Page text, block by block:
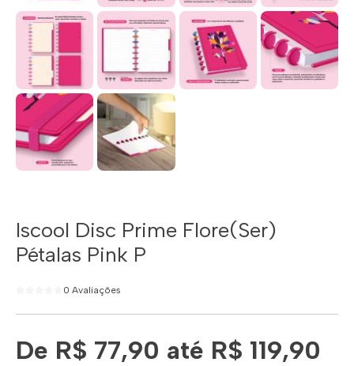
Iscool Disc Prime Flore(Ser)
Pétalas Pink P
0 Avaliações
De R$ 77,90 até R$ 119,90